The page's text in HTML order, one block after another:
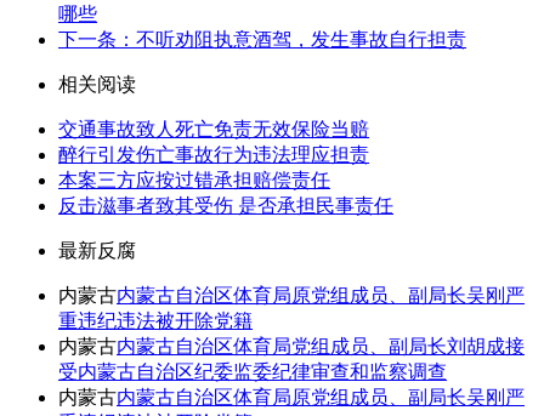
哪些
下一条：不听劝阻执意酒驾，发生事故自行担责
相关阅读
交通事故致人死亡免责无效保险当赔
醉行引发伤亡事故行为违法理应担责
本案三方应按过错承担赔偿责任
反击滋事者致其受伤 是否承担民事责任
最新反腐
内蒙古内蒙古自治区体育局原党组成员、副局长吴刚严
重违纪违法被开除党籍
内蒙古内蒙古自治区体育局党组成员、副局长刘胡成接
受内蒙古自治区纪委监委纪律审查和监察调查
内蒙古内蒙古自治区体育局原党组成员、副局长吴刚严